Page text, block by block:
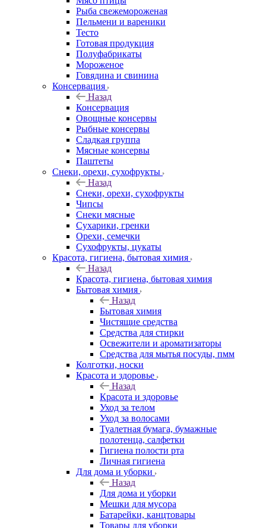
Рыба свежемороженая
Пельмени и вареники
Тесто
Готовая продукция
Полуфабрикаты
Мороженое
Говядина и свинина
Консервация
Назад
Консервация
Овощные консервы
Рыбные консервы
Сладкая группа
Мясные консервы
Паштеты
Снеки, орехи, сухофрукты
Назад
Снеки, орехи, сухофрукты
Чипсы
Снеки мясные
Сухарики, гренки
Орехи, семечки
Сухофрукты, цукаты
Красота, гигиена, бытовая химия
Назад
Красота, гигиена, бытовая химия
Бытовая химия
Назад
Бытовая химия
Чистящие средства
Средства для стирки
Освежители и ароматизаторы
Средства для мытья посуды, пмм
Колготки, носки
Красота и здоровье
Назад
Красота и здоровье
Уход за телом
Уход за волосами
Туалетная бумага, бумажные
полотенца, салфетки
Гигиена полости рта
Личная гигиена
Для дома и уборки
Назад
Для дома и уборки
Мешки для мусора
Батарейки, канцтовары
Товары для уборки